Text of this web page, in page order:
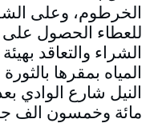
الخرطوم، وعلى
للعطاء الحصول على
الشراء والتعاقد
مائة وخمسون الف